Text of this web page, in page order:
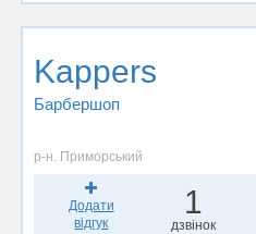
Kappers
Барбершоп
р-н. Приморський
Додати
відгук
1
дзвінок